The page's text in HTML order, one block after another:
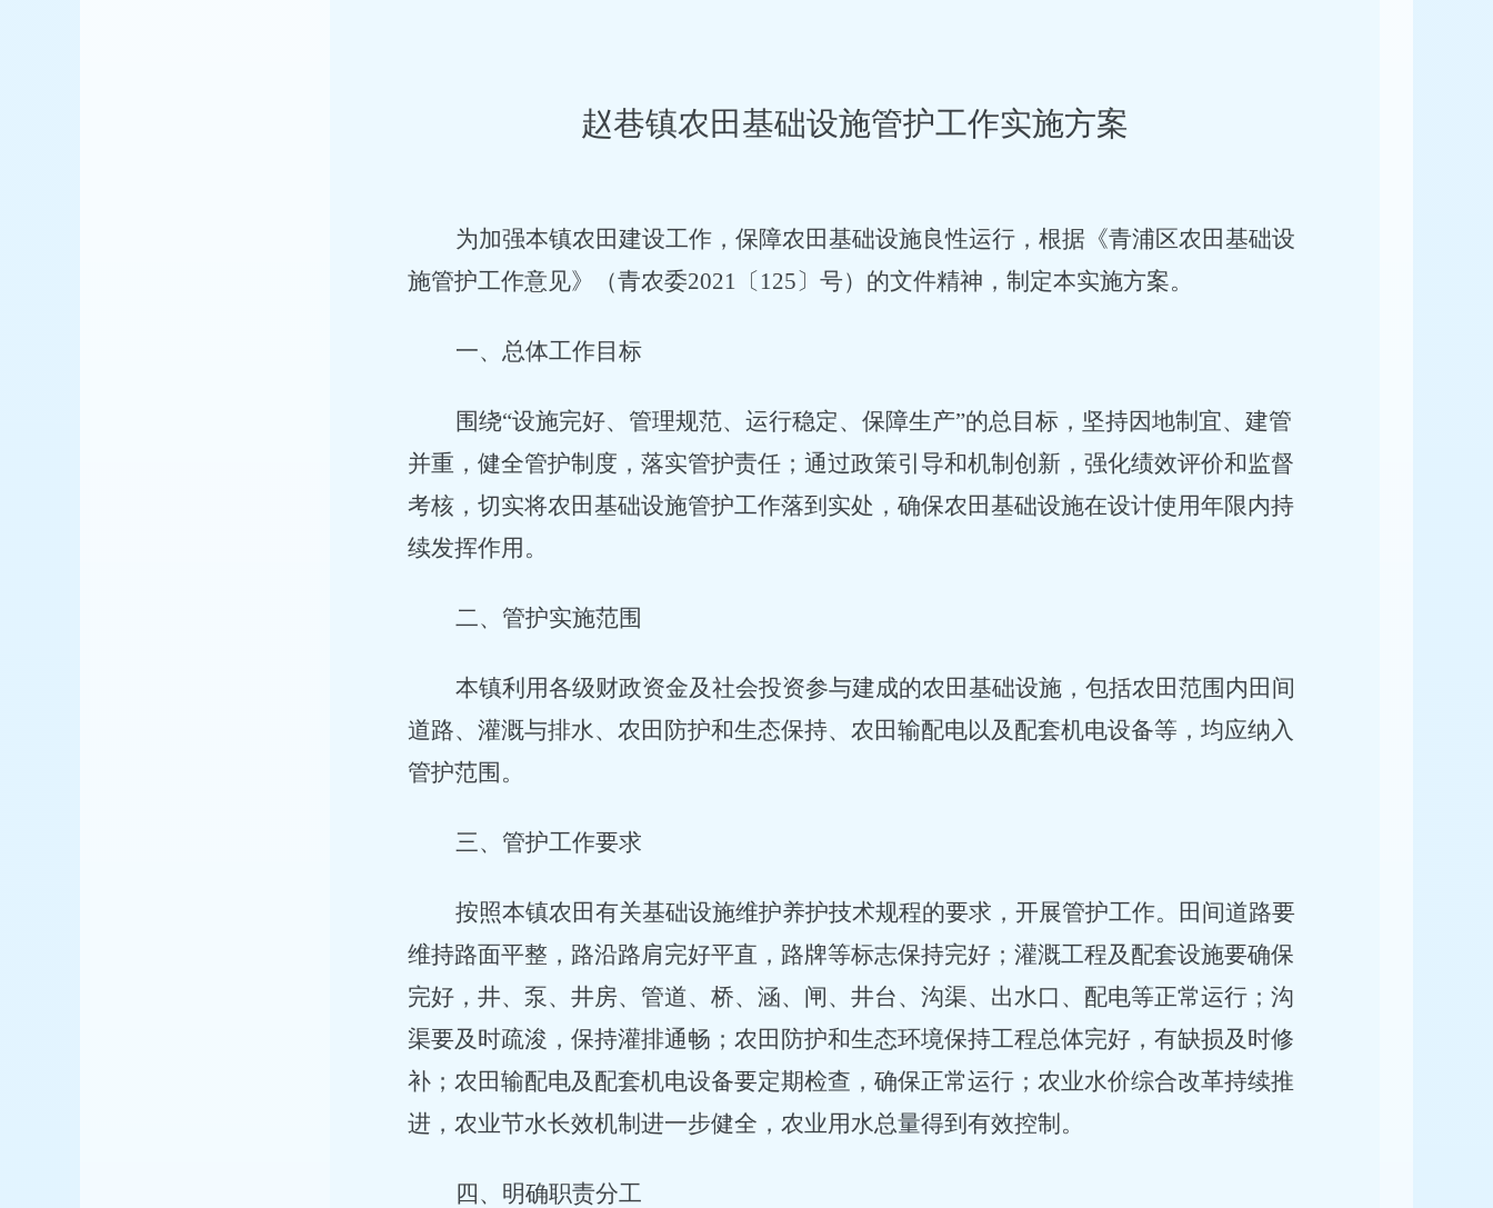
赵巷镇农田基础设施管护工作实施方案
为加强本镇农田建设工作，保障农田基础设施良性运行， 根据《青浦区农田基础设
施管护工作意见》（青农委2021 〔 125〕号）的文件精神，制定本实施方案。
一、总体工作目标
围绕“设施完好、管理规范、运行稳定、保障生产”的总目标，坚持因地制宜、建管
并重，健全管护制度，落实管护责任；通过政策引导和机制创新，强化绩效评价和监督
考核，切实将农田基础设施管护工作落到实处，确保农田基础设施在设计使用年限内持
续发挥作用。
二、管护实施范围
本镇利用各级财政资金及社会投资参与建成的农田基础设施，包括农田范围内田间
道路、灌溉与排水、农田防护和生态保持、农田输配电以及配套机电设备等，均应纳入
管护范围。
三、管护工作要求
按照本镇农田有关基础设施维护养护技术规程的要求，开展管护工作。田间道路要
维持路面平整，路沿路肩完好平直，路牌等标志保持完好；灌溉工程及配套设施要确保
完好，井、泵、井房、管道、桥、涵、闸、井台、沟渠、出水口、配电等正常运行；沟
渠要及时疏浚，保持灌排通畅；农田防护和生态环境保持工程总体完好，有缺损及时修
补；农田输配电及配套机电设备要定期检查，确保正常运行；农业水价综合改革持续推
进，农业节水长效机制进一步健全，农业用水总量得到有效控制。
四、明确职责分工